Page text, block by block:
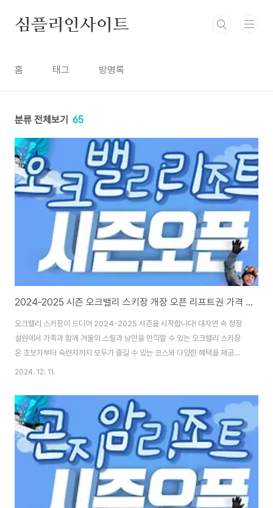
심플리인사이트
홈 태그 방명록
분류 전체보기 65
2024-2025 시즌 오크밸리 스키장 개장 오픈 리프트권 가격 할인 정보
오크밸리 스키장이 드디어 2024-2025 시즌을 시작합니다! 대자연 속 청정
설원에서 가족과 함께 겨울의 스릴과 낭만을 만끽할 수 있는 오크밸리 스키장
은 초보자부터 숙련자까지 모두가 즐길 수 있는 코스와 다양한 혜택을 제공합
니다.이번 포스팅에서는 개장일과 슬로프 정보, 리프트권 및 장비 렌탈 요금, 그
미니스키 알아보기 2425시즌 미니스키 인라인스키 스키에이트 렌탈 강습 추
천스키장겨울이 다가오면 많은 이들이 스키와 스노보드의 즐거움을 만끽하기
위해 스키장을 찾습니다. 하지만 올해는 전통적인 스키와 보드 외에도 새로운
트렌드로 떠오르고 있는 미니스키가 주목받simplyinsights.kr 1. 개장일 및
슬로프 정보 📅 • 개..
2024. 12. 11.